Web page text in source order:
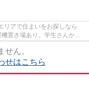
リアで住まいをお探しなら
置き場あり。学生さんから1
ん。
せはこちら